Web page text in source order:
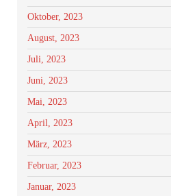
Oktober, 2023
August, 2023
Juli, 2023
Juni, 2023
Mai, 2023
April, 2023
März, 2023
Februar, 2023
Januar, 2023